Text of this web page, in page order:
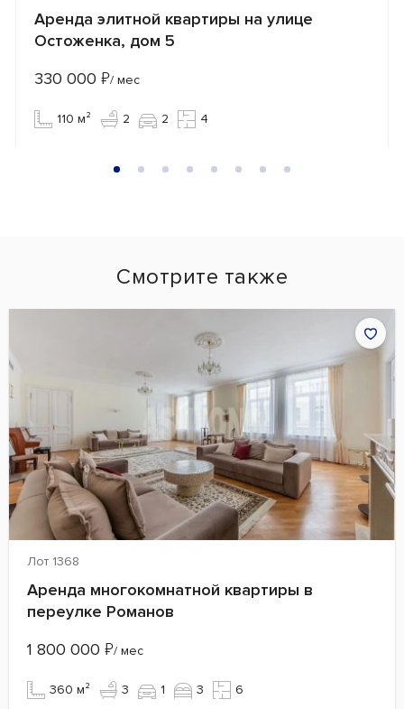
Аренда элитной квартиры на улице
Остоженка, дом 5
330 000 ₽/ мес
110 м² 2 2 4
Смотрите также
Лот 1368
Аренда многокомнатной квартиры в
переулке Романов
1 800 000 ₽/ мес
360 м² 3 1 3 6